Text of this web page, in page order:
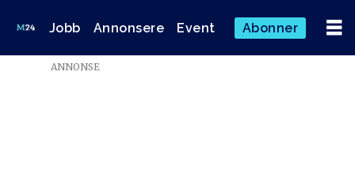
Jobb Annonsere Event Abonner
ANNONSE